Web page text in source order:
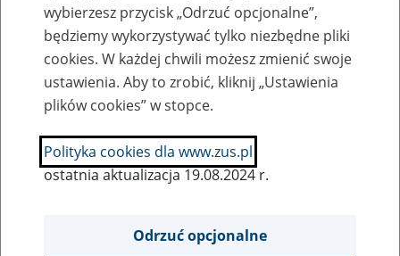
Nazwa zakładu pracy:
SZUKAJ
wybierzesz przycisk „Odrzuć opcjonalne”,
będziemy wykorzystywać tylko niezbędne pliki
cookies. W każdej chwili możesz zmienić swoje
ustawienia. Aby to zrobić, kliknij „Ustawienia
plików cookies” w stopce.
Polityka cookies dla www.zus.pl
ostatnia aktualizacja 19.08.2024 r.
Odrzuć opcjonalne